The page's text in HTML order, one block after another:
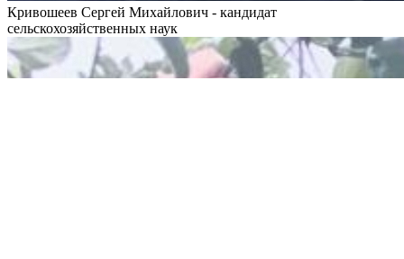
Кривошеев Сергей Михайлович - кандидат
сельскохозяйственных наук